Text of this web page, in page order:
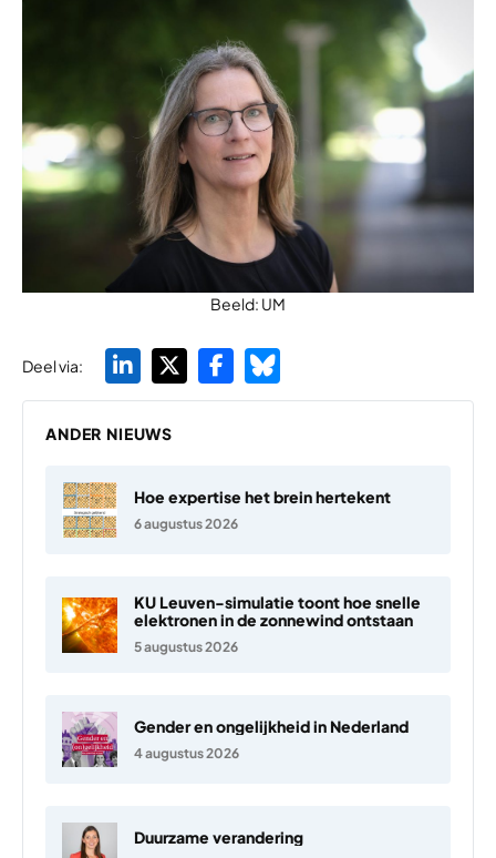
Beeld: UM
Deel via:
ANDER NIEUWS
Hoe expertise het brein hertekent
6 augustus 2026
KU Leuven-simulatie toont hoe snelle
elektronen in de zonnewind ontstaan
5 augustus 2026
Gender en ongelijkheid in Nederland
4 augustus 2026
Duurzame verandering